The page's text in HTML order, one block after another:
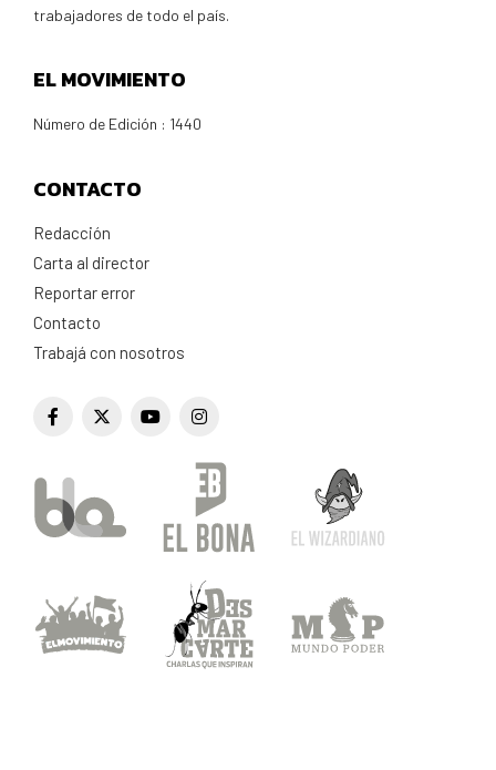
trabajadores de todo el país.
EL MOVIMIENTO
Número de Edición : 1440
CONTACTO
Redacción
Carta al director
Reportar error
Contacto
Trabajá con nosotros